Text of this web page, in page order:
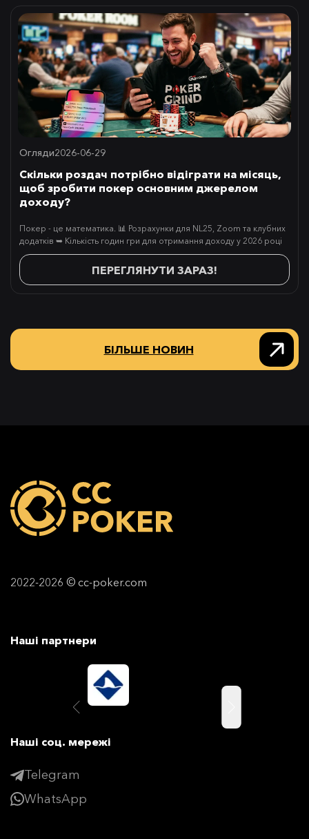
Огляди2026-06-29
Скільки роздач потрібно відіграти на місяць,
щоб зробити покер основним джерелом
доходу?
Покер - це математика. 📊 Розрахунки для NL25, Zoom та клубних
додатків ➥ Кількість годин гри для отримання доходу у 2026 році
ПЕРЕГЛЯНУТИ ЗАРАЗ!
БІЛЬШЕ НОВИН
2022-2026 © cc-poker.com
Наші партнери
Наші соц. мережі
Telegram
WhatsApp